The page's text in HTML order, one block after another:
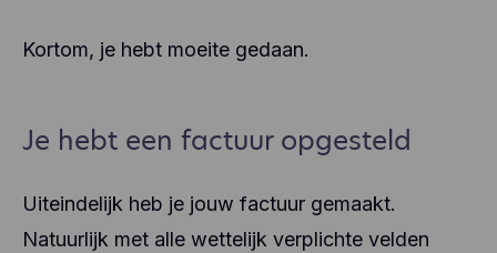
Kortom, je hebt moeite gedaan.
Je hebt een factuur opgesteld
Uiteindelijk heb je jouw factuur gemaakt.
Natuurlijk met alle wettelijk verplichte velden